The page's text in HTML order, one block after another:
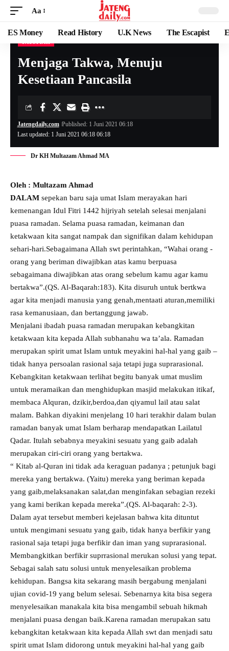
Aa
ES Money Read History U.K News The Escapist
Menjaga Takwa, Menuju
Kesetiaan Pancasila
Last updated: 1 Juni 2021 06:18 06:18
Jatengdaily.com Published: 1 Juni 2021 06:18
Dr KH Multazam Ahmad MA
Oleh : Multazam Ahmad
DALAM sepekan baru saja umat Islam merayakan hari
kemenangan Idul Fitri 1442 hijriyah setelah selesai menjalani
puasa ramadan. Selama puasa ramadan, keimanan dan
ketakwaan kita sangat nampak dan signifikan dalam kehidupan
sehari-hari.Sebagaimana Allah swt perintahkan, “Wahai orang -
orang yang beriman diwajibkan atas kamu berpuasa
sebagaimana diwajibkan atas orang sebelum kamu agar kamu
bertakwa”.(QS. Al-Baqarah:183). Kita disuruh untuk bertkwa
agar kita menjadi manusia yang genah,mentaati aturan,memiliki
rasa kemanusiaan, dan bertanggung jawab.
Menjalani ibadah puasa ramadan merupakan kebangkitan
ketakwaan kita kepada Allah subhanahu wa ta’ala. Ramadan
merupakan spirit umat Islam untuk meyakini hal-hal yang gaib –
tidak hanya persoalan rasional saja tetapi juga suprarasional.
Kebangkitan ketakwaan terlihat begitu banyak umat muslim
untuk meramaikan dan menghidupkan masjid melakukan itikaf,
membaca Alquran, dzikir,berdoa,dan qiyamul lail atau salat
malam. Bahkan diyakini menjelang 10 hari terakhir dalam bulan
ramadan banyak umat Islam berharap mendapatkan Lailatul
Qadar. Itulah sebabnya meyakini sesuatu yang gaib adalah
merupakan ciri-ciri orang yang bertakwa.
“ Kitab al-Quran ini tidak ada keraguan padanya ; petunjuk bagi
mereka yang bertakwa. (Yaitu) mereka yang beriman kepada
yang gaib,melaksanakan salat,dan menginfakan sebagian rezeki
yang kami berikan kepada mereka”.(QS. Al-baqarah: 2-3).
Dalam ayat tersebut memberi kejelasan bahwa kita dituntut
untuk mengimani sesuatu yang gaib, tidak hanya berfikir yang
rasional saja tetapi juga berfikir dan iman yang suprarasional.
Membangkitkan berfikir suprrasional merukan solusi yang tepat.
Sebagai salah satu solusi untuk menyelesaikan problema
kehidupan. Bangsa kita sekarang masih bergabung menjalani
ujian covid-19 yang belum selesai. Sebenarnya kita bisa segera
menyelesaikan manakala kita bisa mengambil sebuah hikmah
menjalani puasa dengan baik.Karena ramadan merupakan satu
kebangkitan ketakwaan kita kepada Allah swt dan menjadi satu
spirit umat Islam didorong untuk meyakini hal-hal yang gaib